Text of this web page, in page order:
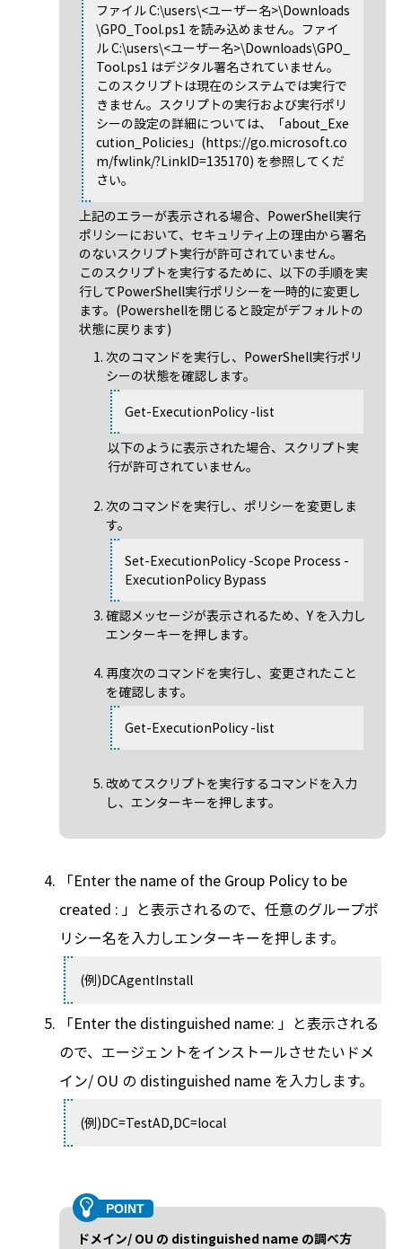
ファイル C:\users\<ユーザー名>\Downloads
\GPO_Tool.ps1 を読み込めません。ファイ
ル C:\users\<ユーザー名>\Downloads\GPO_
Tool.ps1 はデジタル署名されていません。
このスクリプトは現在のシステムでは実行で
きません。スクリプトの実行および実行ポリ
シーの設定の詳細については、「about_Exe
cution_Policies」(https://go.microsoft.co
m/fwlink/?LinkID=135170) を参照してくだ
さい。
上記のエラーが表示される場合、PowerShell実行
ポリシーにおいて、セキュリティ上の理由から署名
のないスクリプト実行が許可されていません。
このスクリプトを実行するために、以下の手順を実
行してPowerShell実行ポリシーを一時的に変更し
ます。(Powershellを閉じると設定がデフォルトの
状態に戻ります)
次のコマンドを実行し、PowerShell実行ポリ
シーの状態を確認します。
Get-ExecutionPolicy -list
以下のように表示された場合、スクリプト実
行が許可されていません。
次のコマンドを実行し、ポリシーを変更しま
す。
Set-ExecutionPolicy -Scope Process -
ExecutionPolicy Bypass
確認メッセージが表示されるため、Y を入力し
エンターキーを押します。
再度次のコマンドを実行し、変更されたこと
を確認します。
Get-ExecutionPolicy -list
改めてスクリプトを実行するコマンドを入力
し、エンターキーを押します。
「Enter the name of the Group Policy to be
created : 」と表示されるので、任意のグループポ
リシー名を入力しエンターキーを押します。
(例)DCAgentInstall
「Enter the distinguished name: 」と表示される
ので、エージェントをインストールさせたいドメ
イン/ OU の distinguished name を入力します。
(例)DC=TestAD,DC=local
ドメイン/ OU の distinguished name の調べ方